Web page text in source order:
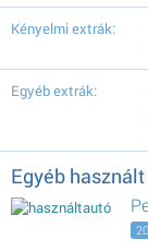
Kényelmi extrák:
Egyéb extrák:
Egyéb